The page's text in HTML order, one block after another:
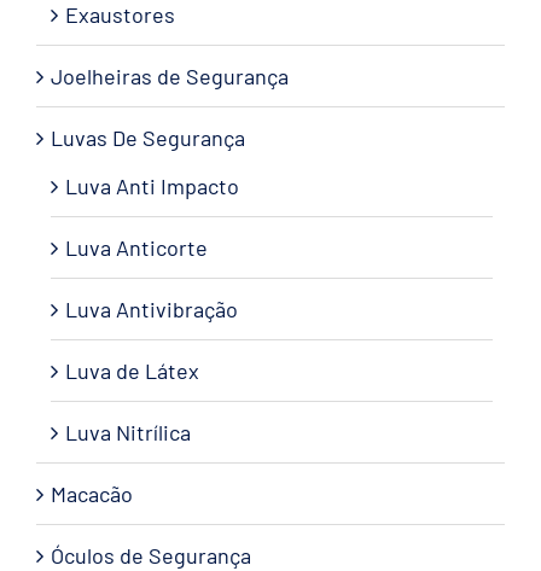
Exaustores
Joelheiras de Segurança
Luvas De Segurança
Luva Anti Impacto
Luva Anticorte
Luva Antivibração
Luva de Látex
Luva Nitrílica
Macacão
Óculos de Segurança